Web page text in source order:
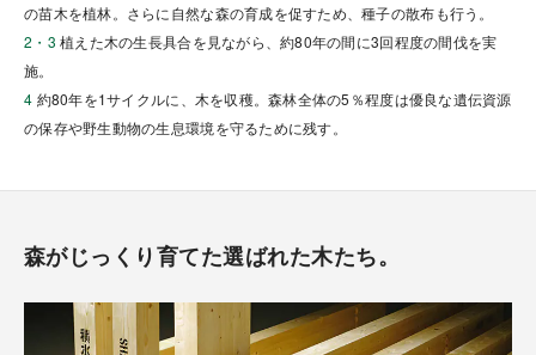
の苗木を植林。さらに自然な森の育成を促すため、種子の散布も行う。
2・3 植えた木の生長具合を見ながら、約80年の間に3回程度の間伐を実
施。
4 約80年を1サイクルに、木を収穫。森林全体の5％程度は優良な遺伝資源
の保存や野生動物の生息環境を守るために残す。
森がじっくり育てた選ばれた木たち。